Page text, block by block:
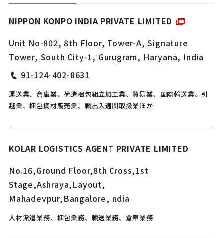
NIPPON KONPO INDIA PRIVATE LIMITED
Unit No-802, 8th Floor, Tower-A, Signature
Tower, South City-1, Gurugram, Haryana, India
91-124-402-8631
運送業、倉庫業、荷造梱包組立加工業、貿易業、国際輸送業、引
越業、梱包資材販売業、輸出入通関取扱業ほか
KOLAR LOGISTICS AGENT PRIVATE LIMITED
No.16,Ground Floor,8th Cross,1st
Stage,Ashraya,Layout,
Mahadevpur,Bangalore,India
人材派遣業務、梱包業務、輸送業務、倉庫業務